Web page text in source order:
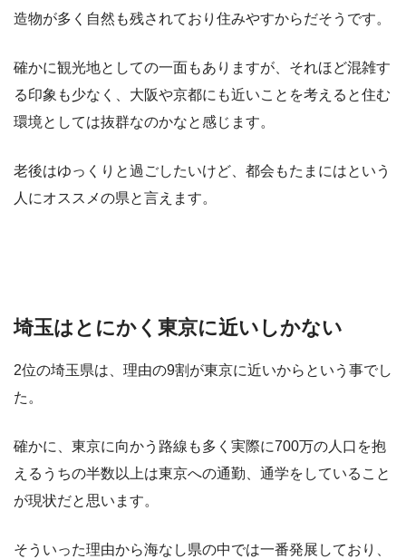
造物が多く自然も残されており住みやすからだそうです。
確かに観光地としての一面もありますが、それほど混雑す
る印象も少なく、大阪や京都にも近いことを考えると住む
環境としては抜群なのかなと感じます。
老後はゆっくりと過ごしたいけど、都会もたまにはという
人にオススメの県と言えます。
埼玉はとにかく東京に近いしかない
2位の埼玉県は、理由の9割が東京に近いからという事でし
た。
確かに、東京に向かう路線も多く実際に700万の人口を抱
えるうちの半数以上は東京への通勤、通学をしていること
が現状だと思います。
そういった理由から海なし県の中では一番発展しており、